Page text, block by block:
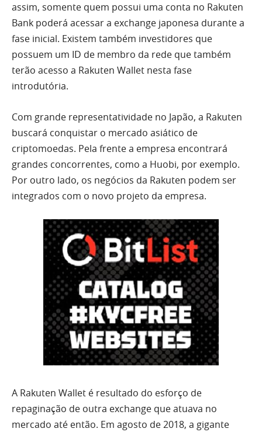
assim, somente quem possui uma conta no Rakuten
Bank poderá acessar a exchange japonesa durante a
fase inicial. Existem também investidores que
possuem um ID de membro da rede que também
terão acesso a Rakuten Wallet nesta fase
introdutória.
Com grande representatividade no Japão, a Rakuten
buscará conquistar o mercado asiático de
criptomoedas. Pela frente a empresa encontrará
grandes concorrentes, como a Huobi, por exemplo.
Por outro lado, os negócios da Rakuten podem ser
integrados com o novo projeto da empresa.
A Rakuten Wallet é resultado do esforço de
repaginação de outra exchange que atuava no
mercado até então. Em agosto de 2018, a gigante